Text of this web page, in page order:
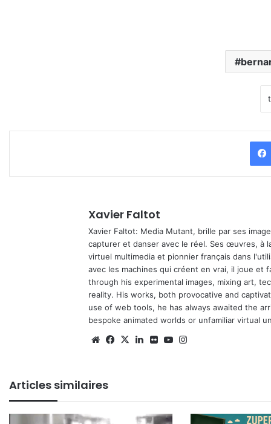
Xavier Faltot
Xavier Faltot: Media Mutant, brille par ses
capturer et danser avec le réel. Ses œuvres, à
virtuel multimedia et pionnier français dans
avec les machines qui créent en vrai, il joue et
through his experimental images, mixing art,
reality. His works, both provocative and
use of web tools, he has always awaited the
bespoke animated worlds or unfamiliar virtual
WebsiteFacebook
X Linkedin
FlickrYouTube
Articles similaires